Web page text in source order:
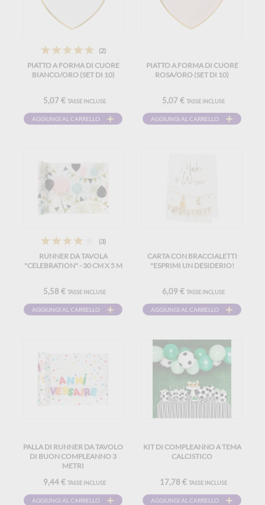
(2)
PIATTO A FORMA DI CUORE
BIANCO/ORO (SET DI 10)
5,07 € TASSE INCLUSE
AGGIUNGI AL CARRELLO
PIATTO A FORMA DI CUORE
ROSA/ORO (SET DI 10)
5,07 € TASSE INCLUSE
AGGIUNGI AL CARRELLO
(3)
RUNNER DA TAVOLA
"CELEBRATION" - 30 CM X 5 M
5,58 € TASSE INCLUSE
AGGIUNGI AL CARRELLO
CARTA CON BRACCIALETTI
"ESPRIMI UN DESIDERIO!
6,09 € TASSE INCLUSE
AGGIUNGI AL CARRELLO
PALLA DI RUNNER DA TAVOLO
DI BUON COMPLEANNO 3
METRI
9,44 € TASSE INCLUSE
AGGIUNGI AL CARRELLO
KIT DI COMPLEANNO A TEMA
CALCISTICO
17,78 € TASSE INCLUSE
AGGIUNGI AL CARRELLO